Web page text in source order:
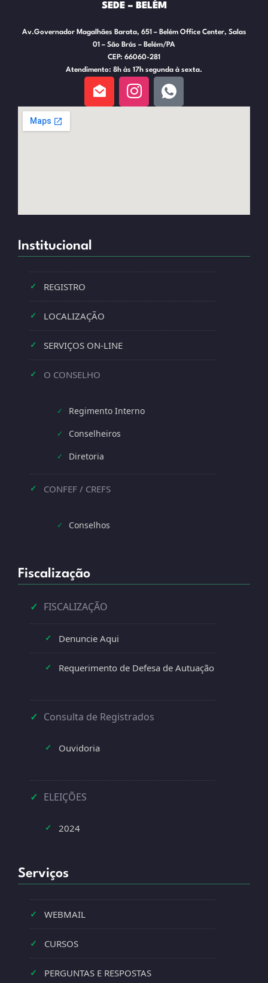
SEDE – BELÉM
Av.Governador Magalhães Barata, 651 – Belém Office Center, Salas
01 – São Brás – Belém/PA
CEP: 66060-281
Atendimento: 8h às 17h segunda à sexta.
Institucional
✓ REGISTRO
✓ LOCALIZAÇÃO
✓ SERVIÇOS ON-LINE
✓ O CONSELHO
✓ Regimento Interno
✓ Conselheiros
✓ Diretoria
✓ CONFEF / CREFS
✓ Conselhos
Fiscalização
✓ FISCALIZAÇÃO
✓ Denuncie Aqui
✓ Requerimento de Defesa de Autuação
✓ Consulta de Registrados
✓ Ouvidoria
✓ ELEIÇÕES
✓ 2024
Serviços
✓ WEBMAIL
✓ CURSOS
✓ PERGUNTAS E RESPOSTAS